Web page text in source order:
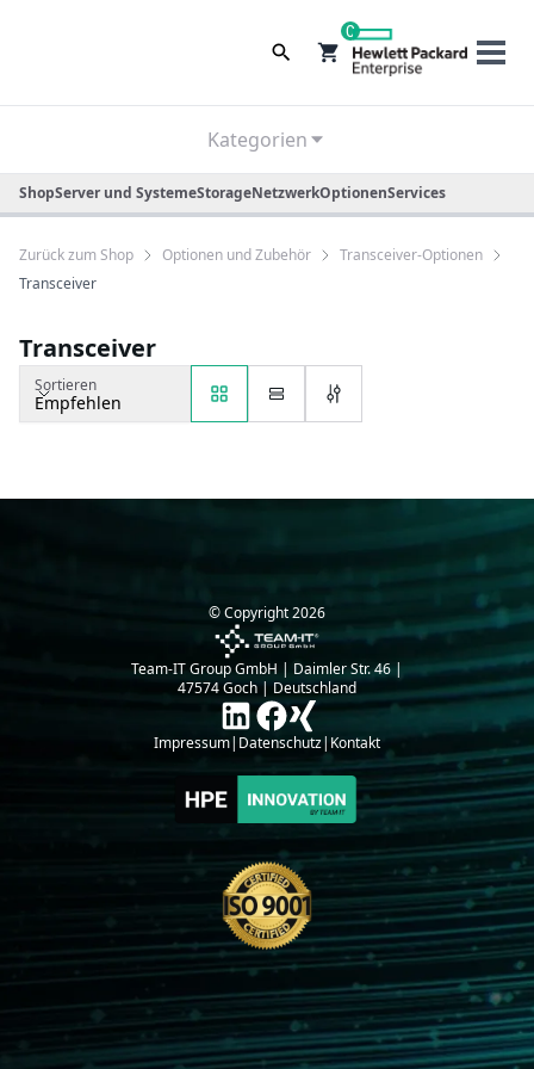
0
Kategorien
ShopServer und SystemeStorageNetzwerkOptionenServices
Zurück zum Shop Optionen und Zubehör
Transceiver-Optionen
Transceiver
Transceiver
Sortieren
Empfehlen
© Copyright2026
Team-IT Group GmbH | Daimler Str. 46 |
47574 Goch | Deutschland
Impressum| Datenschutz| Kontakt